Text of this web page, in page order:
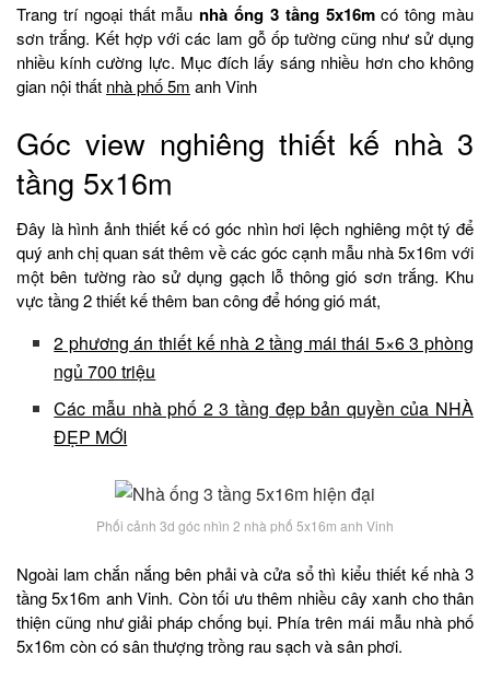
Trang trí ngoại thất mẫu nhà ống 3 tầng 5x16mcó tông màu
sơn trắng. Kết hợp với các lam gỗ ốp tường cũng như sử dụng
nhiều kính cường lực. Mục đích lấy sáng nhiều hơn cho không
gian nội thất nhà phố 5m anh Vinh
Góc view nghiêng thiết kế nhà 3
tầng 5x16m
Đây là hình ảnh thiết kế có góc nhìn hơi lệch nghiêng một tý để
quý anh chị quan sát thêm về các góc cạnh mẫu nhà 5x16m với
một bên tường rào sử dụng gạch lỗ thông gió sơn trắng. Khu
vực tầng 2 thiết kế thêm ban công để hóng gió mát,
2 phương án thiết kế nhà 2 tầng mái thái 5×6 3 phòng
ngủ 700 triệu
Các mẫu nhà phố 2 3 tầng đẹp bản quyền của NHÀ
ĐẸP MỚI
Phối cảnh 3d góc nhìn 2 nhà phố 5x16m anh Vinh
Ngoài lam chắn nắng bên phải và cửa sổ thì kiểu thiết kế nhà 3
tầng 5x16m anh Vinh. Còn tối ưu thêm nhiều cây xanh cho thân
thiện cũng như giải pháp chống bụi. Phía trên mái mẫu nhà phố
5x16m còn có sân thượng trồng rau sạch và sân phơi.